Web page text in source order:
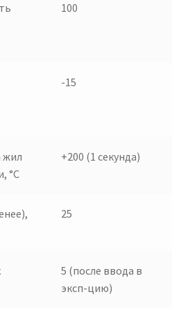
100
-15
жил
°C
+200 (1 секунда)
25
5 (после ввода в
эксп-цию)